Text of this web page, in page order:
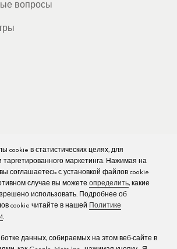
вопросы
cookie в статистических целях, для
таргетированного маркетинга. Нажимая на
соглашаетесь с установкой файлов cookie
случае вы можете определить, какие
использовать. Подробнее об
cookie читайте в нашей
Политике
.
данных, собираемых на этом веб-сайте в